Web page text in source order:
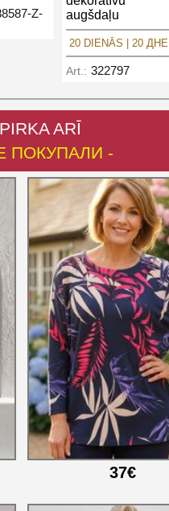
Z-
augšdaļu
20 DIENĀS | 20
Art.: 322797
ARĪ
ПОКУПАЛИ -
37€